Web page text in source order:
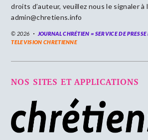
droits d’auteur, veuillez nous le signaler à
admin@chretiens.info
© 2026 JOURNAL CHRÉTIEN = SERVICE DE
TELEVISION CHRETIENNE
NOS SITES ET APPLICATIONS